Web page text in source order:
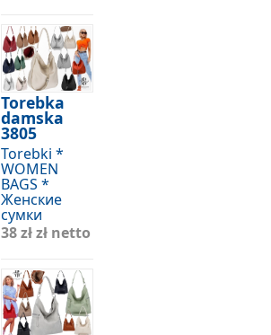
Torebka
damska
3805
Torebki *
WOMEN
BAGS *
Женские
сумки
38 złzł netto